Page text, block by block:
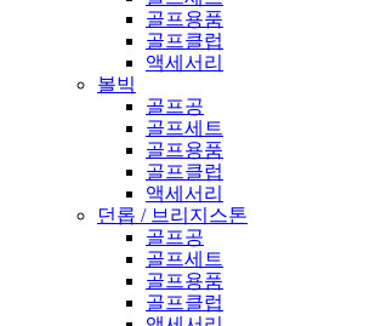
골프용품
골프클럽
액세서리
볼빅
골프공
골프세트
골프용품
골프클럽
액세서리
던롭 / 브리지스톤
골프공
골프세트
골프용품
골프클럽